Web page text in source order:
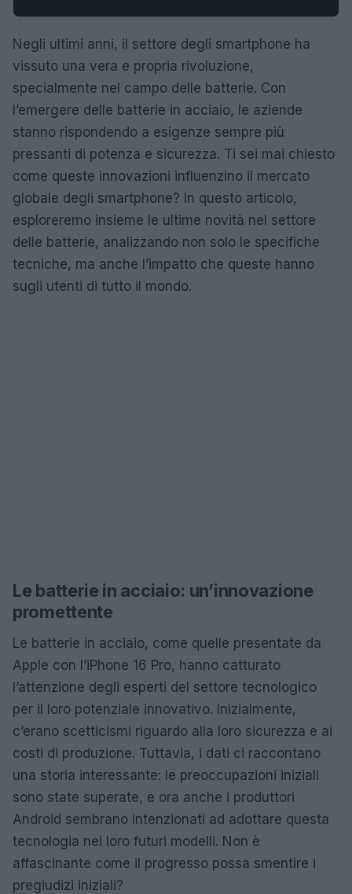
Negli ultimi anni, il settore degli smartphone ha
vissuto una vera e propria rivoluzione,
specialmente nel campo delle batterie. Con
l’emergere delle batterie in acciaio, le aziende
stanno rispondendo a esigenze sempre più
pressanti di potenza e sicurezza. Ti sei mai chiesto
come queste innovazioni influenzino il mercato
globale degli smartphone? In questo articolo,
esploreremo insieme le ultime novità nel settore
delle batterie, analizzando non solo le specifiche
tecniche, ma anche l’impatto che queste hanno
sugli utenti di tutto il mondo.
Le batterie in acciaio: un’innovazione
promettente
Le batterie in acciaio, come quelle presentate da
Apple con l’iPhone 16 Pro, hanno catturato
l’attenzione degli esperti del settore tecnologico
per il loro potenziale innovativo. Inizialmente,
c’erano scetticismi riguardo alla loro sicurezza e ai
costi di produzione. Tuttavia, i dati ci raccontano
una storia interessante: le preoccupazioni iniziali
sono state superate, e ora anche i produttori
Android sembrano intenzionati ad adottare questa
tecnologia nei loro futuri modelli. Non è
affascinante come il progresso possa smentire i
pregiudizi iniziali?